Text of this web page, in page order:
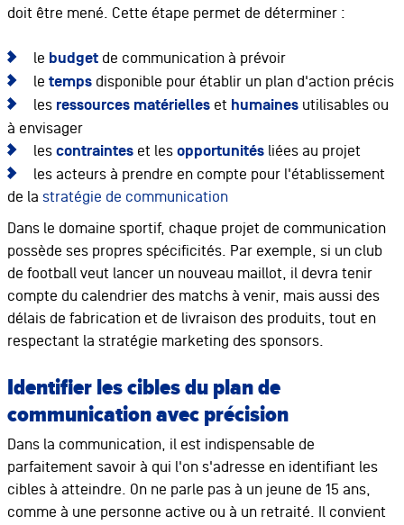
doit être mené. Cette étape permet de déterminer :
le budget de communication à prévoir
le temps disponible pour établir un plan d'action précis
lesressources matérielleset humaines utilisables ou
à envisager
les contraintes et les opportunités liées au projet
les acteurs à prendre en compte pour l'établissement
de la stratégie de communication
Dans le domaine sportif, chaque projet de communication
possède ses propres spécificités. Par exemple, si un club
de football veut lancer un nouveau maillot, il devra tenir
compte du calendrier des matchs à venir, mais aussi des
délais de fabrication et de livraison des produits, tout en
respectant la stratégie marketing des sponsors.
Identifier les cibles du plan de
communication avec précision
Dans la communication, il est indispensable de
parfaitement savoir à qui l'on s'adresse en identifiant les
cibles à atteindre. On ne parle pas à un jeune de 15 ans,
comme à une personne active ou à un retraité. Il convient